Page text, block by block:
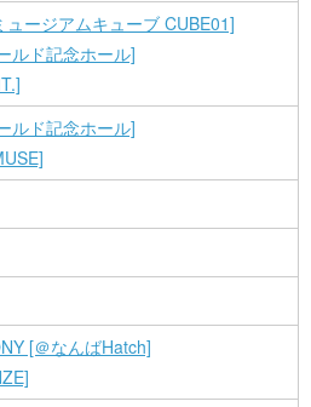
ージアムキューブ CUBE01]
ルド記念ホール]
ルド記念ホール]
[＠なんばHatch]